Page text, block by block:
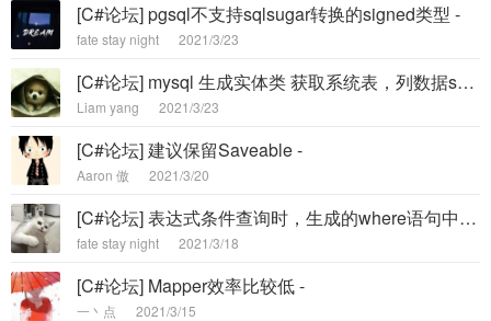
[C#论坛] pgsql不支持sqlsugar转换的signed类型 -
fate stay night 2021/3/23
[C#论坛] mysql 生成实体类 获取系统表，列数据sql性能差，需要优化 -
Liam yang 2021/3/23
[C#论坛] 建议保留Saveable -
Aaron 傲 2021/3/20
[C#论坛] 表达式条件查询时，生成的where语句中的列名没有用中括号括起来 -
fate stay night 2021/3/18
[C#论坛] Mapper效率比较低 -
一丶点 2021/3/15